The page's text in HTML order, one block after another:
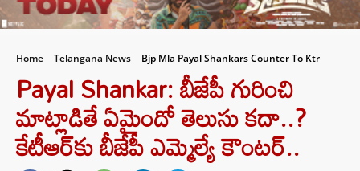
Home Telangana News Bjp Mla Payal Shankars Counter To Ktr
Payal Shankar: బీజేపీ గురించి
మాట్లాడితే ఏమైందో తెలుసు కదా..?
కేటీఆర్‌కు బీజేపీ ఎమ్మెల్యే కౌంటర్..